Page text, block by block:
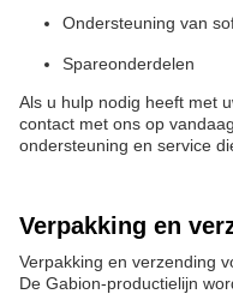
Ondersteuning van
Spareonderdelen
Als u hulp nodig heeft met
contact met ons op
ondersteuning en service
Verpakking en
Verpakking en verzending
De Gabion-productielijn